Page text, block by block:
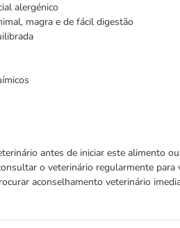
alergénico
magra e de fácil digestão
antes de iniciar este alimento
o veterinário regularmente para
aconselhamento veterinário